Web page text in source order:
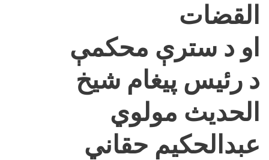
القضات
او د سترې محکمې
د رئیس پیغام شیخ
الحدیث مولوي
عبدالحکیم حقاني